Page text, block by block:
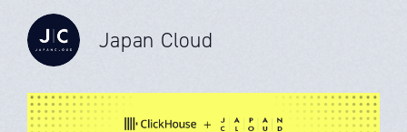
Japan Cloud